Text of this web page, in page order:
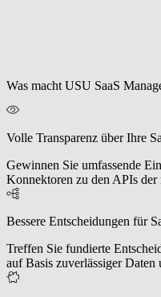
Was macht USU SaaS
Volle Transparenz über Ihre
Gewinnen Sie umfassende
Konnektoren zu den APIs der
Bessere Entscheidungen für
Treffen Sie fundierte
auf Basis zuverlässiger